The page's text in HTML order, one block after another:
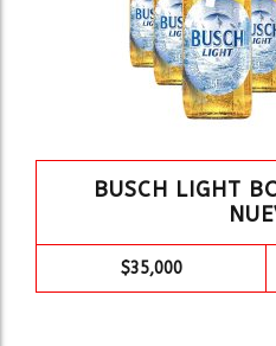
BUSCH LIGHT
$35,000